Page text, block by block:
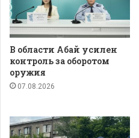
В области Абай усилен
контроль за оборотом
оружия
07.08.2026